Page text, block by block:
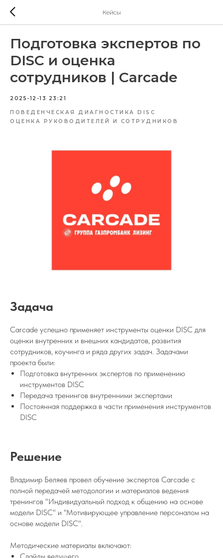
Кейсы
Подготовка экспертов по
DISC и оценка
сотрудников | Carcade
2025-12-13 23:21
ПОВЕДЕНЧЕСКАЯ ДИАГНОСТИКА DISC
ОЦЕНКА РУКОВОДИТЕЛЕЙ И СОТРУДНИКОВ
Задача
Carcade успешно применяет инструменты оценки DISC для
оценки внутренних и внешних кандидатов, развития
сотрудников, коучинга и ряда других задач. Задачами
проекта были:
Подготовка внутренних экспертов по применению
инструментов DISC
Передача тренингов внутренними экспертами
Постоянная поддержка в части применения инструментов
DISC
Решение
Владимир Беляев провел обучение экспертов Carcade c
полной передачей методологии и материалов ведения
тренингов "Индивидуальный подход к общению на основе
модели DISC" и "Мотивирующее управление персоналом на
основе модели DISC".
Методические материалы включают: